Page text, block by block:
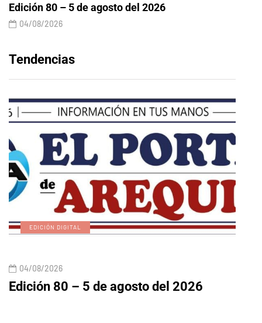
Edición 80 – 5 de agosto del 2026
04/08/2026
Tendencias
EDICIÓN DIGITAL
04/08/2026
Edición 80 – 5 de agosto del 2026